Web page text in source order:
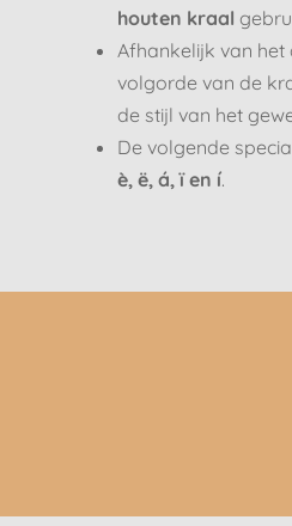
houten kraal
Afhankelijk van
volgorde van de
de stijl van het
De volgende
è, ë, á, ï en í.